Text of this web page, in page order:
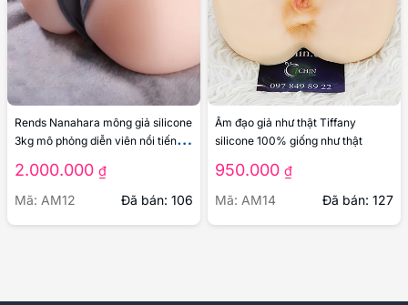
Rends Nanahara mông giả silicone
3kg mô phỏng diễn viên nổi tiếng
2.000.000 ₫
Mã: AM12
Đã bán: 106
Âm đạo giả như thật Tiffany
silicone 100% giống như thật
950.000 ₫
Mã: AM14
Đã bán: 127